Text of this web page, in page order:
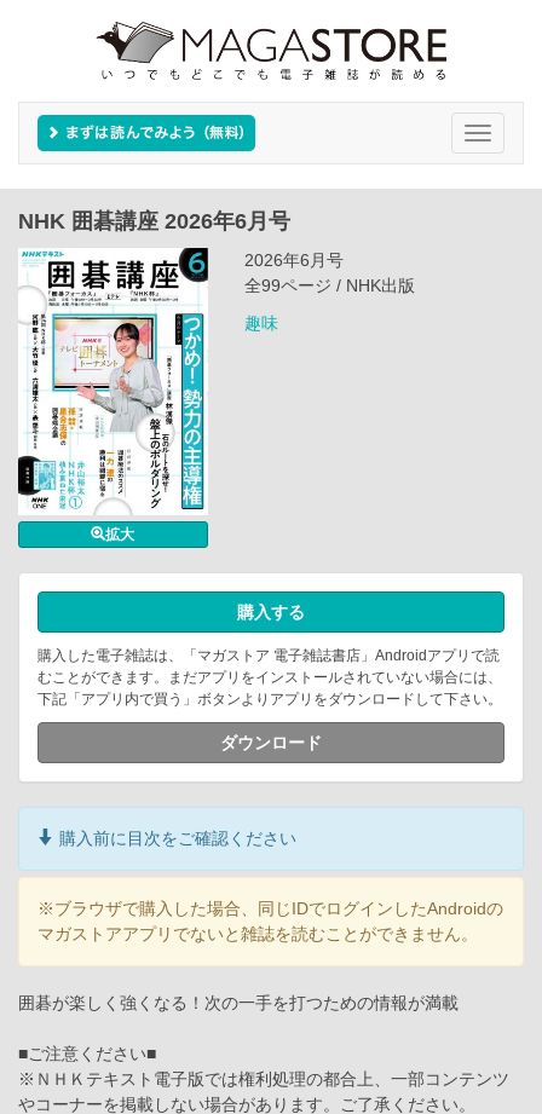
Toggle
NHK 囲碁講座 2026年6月号
拡大
2026年6月号
全99ページ / NHK出版
趣味
購入する
購入した電子雑誌は、「マガストア 電子雑誌書店」Androidアプリで読
むことができます。まだアプリをインストールされていない場合には、
下記「アプリ内で買う」ボタンよりアプリをダウンロードして下さい。
ダウンロード
購入前に目次をご確認ください
※ブラウザで購入した場合、同じIDでログインしたAndroidの
マガストアアプリでないと雑誌を読むことができません。
囲碁が楽しく強くなる！次の一手を打つための情報が満載
■ご注意ください■
※ＮＨＫテキスト電子版では権利処理の都合上、一部コンテンツ
やコーナーを掲載しない場合があります。ご了承ください。